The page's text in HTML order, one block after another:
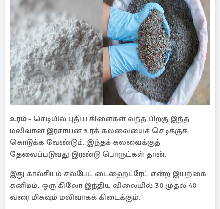
உரம் - செடியில் புதிய கிளைகள் வந்த பிறகு இந்த
மலிவான இரசாயன உரக் கலவையைச் செடிக்குக்
கொடுக்க வேண்டும். இந்தக் கலவைக்குத்
தேவைப்படுவது இரண்டு பொருட்கள் தான்.
இது கால்சியம் சல்பேட் டைஹைட்ரேட் என்ற இயற்கை
கனிமம். ஒரு கிலோ இந்திய விலையில் 30 முதல் 40
வரை மிகவும் மலிவாகக் கிடைக்கும்.